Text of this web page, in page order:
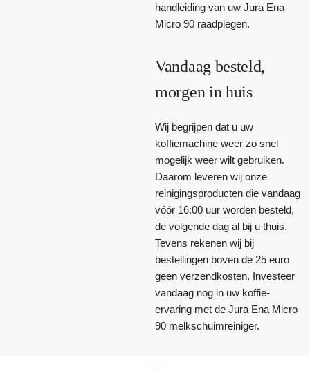
handleiding van uw Jura Ena
Micro 90 raadplegen.
Vandaag besteld,
morgen in huis
Wij begrijpen dat u uw
koffiemachine weer zo snel
mogelijk weer wilt gebruiken.
Daarom leveren wij onze
reinigingsproducten die vandaag
vóór 16:00 uur worden besteld,
de volgende dag al bij u thuis.
Tevens rekenen wij bij
bestellingen boven de 25 euro
geen verzendkosten. Investeer
vandaag nog in uw koffie-
ervaring met de Jura Ena Micro
90 melkschuimreiniger.